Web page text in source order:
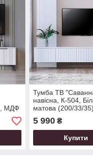
МДФ
Тумба ТВ
навісна, К-504,
матова (200/33/
5 990₴
Купити